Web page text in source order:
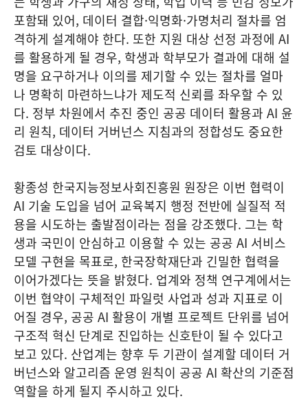
포함돼 있어, 데이터 결합·익명화·가명처리 절차를 엄
격하게 설계해야 한다. 또한 지원 대상 선정 과정에 AI
를 활용하게 될 경우, 학생과 학부모가 결과에 대해 설
명을 요구하거나 이의를 제기할 수 있는 절차를 얼마
나 명확히 마련하느냐가 제도적 신뢰를 좌우할 수 있
다. 정부 차원에서 추진 중인 공공 데이터 활용과 AI 윤
리 원칙, 데이터 거버넌스 지침과의 정합성도 중요한
검토 대상이다.
황종성 한국지능정보사회진흥원 원장은 이번 협력이
AI 기술 도입을 넘어 교육복지 행정 전반에 실질적 적
용을 시도하는 출발점이라는 점을 강조했다. 그는 학
생과 국민이 안심하고 이용할 수 있는 공공 AI 서비스
모델 구현을 목표로, 한국장학재단과 긴밀한 협력을
이어가겠다는 뜻을 밝혔다. 업계와 정책 연구계에서는
이번 협약이 구체적인 파일럿 사업과 성과 지표로 이
어질 경우, 공공 AI 활용이 개별 프로젝트 단위를 넘어
구조적 혁신 단계로 진입하는 신호탄이 될 수 있다고
보고 있다. 산업계는 향후 두 기관이 설계할 데이터 거
버넌스와 알고리즘 운영 원칙이 공공 AI 확산의 기준점
역할을 하게 될지 주시하고 있다.